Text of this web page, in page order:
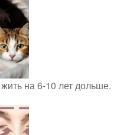
на 6-10 лет дольше.